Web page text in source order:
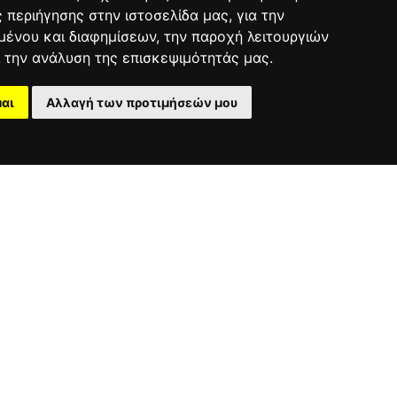
20004552
περιήγησης στην ιστοσελίδα μας, για την
και διαφημίσεων, την παροχή λειτουργιών
ανάλυση της επισκεψιμότητάς μας.
Αλλαγή των προτιμήσεών μου